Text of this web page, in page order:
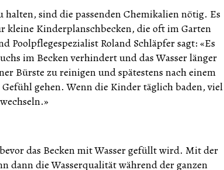
sind die passenden Chemikalien nötig. Es
kleine Kinderplanschbecken, die oft im Garten
Poolpflegespezialist Roland Schläpfer sagt: «Es
im Becken verhindert und das Wasser länger
Bürste zu reinigen und spätestens nach einem
gehen. Wenn die Kinder täglich baden, viel
das Becken mit Wasser gefüllt wird. Mit der
dann die Wasserqualität während der ganzen